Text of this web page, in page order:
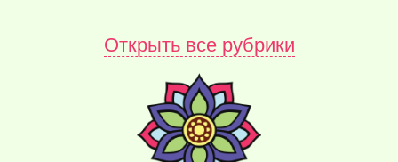
Открыть все рубрики